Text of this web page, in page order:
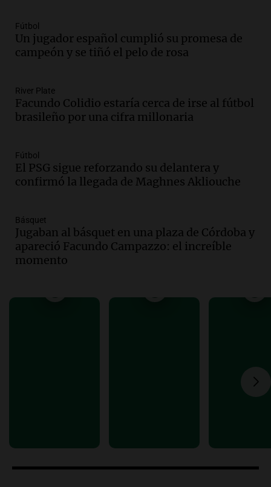
traerá más lluvias y eventos extremos
durante la primavera
Informados al regreso
restablecer el servicio de electricidad
tras fuertes vientos
Panorama Federal
Audio.
los empresarios del país cree que la
economía mejorará el próximo año
Audio. Carolina Losada: "Faltó que el
oficialismo la explique mejor" sobre la
ley de propiedad privada
Informados al regreso
Audio.Debate en el Senado y protesta
Manifestación en Rosario contra
la ley de Propiedad Privada debatida en
Luis Juez cuestionó la polémica
relato mentiroso"
Fútbol
Un jugador español cumplió su promesa de
campeón y se tiñó el pelo de rosa
River Plate
Facundo Colidio estaría cerca de irse al fútbol
brasileño por una cifra millonaria
Fútbol
El PSG sigue reforzando su delantera y
confirmó la llegada de Maghnes Akliouche
Básquet
Jugaban al básquet en una plaza de Córdoba y
apareció Facundo Campazzo: el increíble
momento